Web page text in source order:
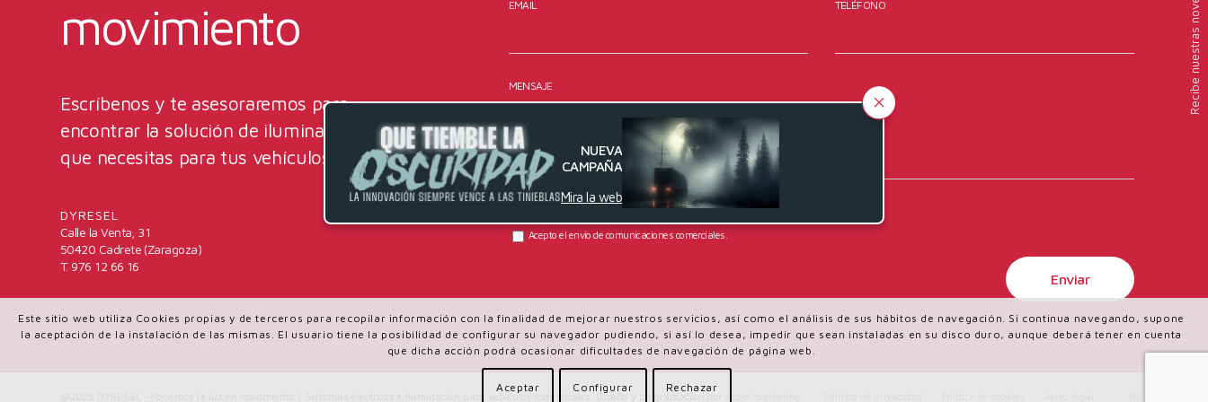
NUEVA
CAMPAÑA
Mira la web
Recibe
movimiento
Escríbenos y te asesoraremos para
encontrar la solución de iluminación
que necesitas para tus vehículos.
DYRESEL
Calle la Venta, 31
50420 Cadrete (Zaragoza)
T. 976 12 66 16
EMAIL TELÉFONO
MENSAJE
política de privacidadde DYRESEL.
Acepto el envío de comunicaciones comerciales.
@2025 DYRESEL - Ponemos la luz en movimiento | Sistemas eléctricos e iluminación para vehículos industriales. Diseño y programación por
Este sitio web utiliza Cookies propias y de terceros para recopilar información con la finalidad de mejorar nuestros servicios, así como el análisis de sus hábitos de navegación. Si continua navegando, supone
la aceptación de la instalación de las mismas. El usuario tiene la posibilidad de configurar su navegador pudiendo, si así lo desea, impedir que sean instaladas en su disco duro, aunque deberá tener en cuenta
que dicha acción podrá ocasionar dificultades de navegación de página web.
Aceptar Configurar Rechazar